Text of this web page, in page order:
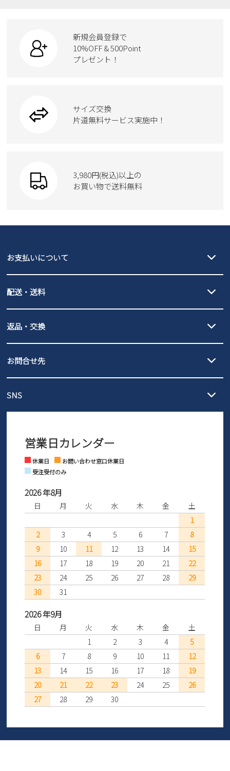
カジュアルシューズ
ワークシューズ
ウェア
moz
ローファー
ブーツ
Parade
GAP
スクール
new balance
瞬足
ボディバッグ
ハンドバッグ
トートバッグ
ケア用品
新規会員登録で
10%OFF & 500Point
プレゼント！
サイズ交換
片道無料サービス実施中！
3,980円(税込)以上の
お買い物で送料無料
お支払いについて
PayPay（オンライン決済）、代金引換のご利用が可能です。
配送・送料
北海道・本州・四国・九州…550円
3,980円（税込）以上お買い上げで送料無料
発送日・送料詳細については
ご利用ください。
全国一律…220円（税込）
発送日・送料詳細についてはご利用ガイドを
ご利用ください。
返品・交換
の片道無料サービスを実施中！
ントとしても安心してご利用いただけるよう、サイズ交換の受付期
さい。
お問合せ先
営業時間：11時～17時
※土日祝はお問い合わせ窓口休業日となります。
SNS
Facebook Instagram
営業日カレンダー
休業日
お問い合わせ窓口休業日
受注受付のみ
2026 年8月
日 月 火 水 木 金
土
1
2
3 4 5 6 7
8
9
10 11 12 13 14
15
16
17 18 19 20 21
22
23
24 25 26 27 28
29
30
31
2026 年9月
日 月 火 水 木 金
土
1
2 3 4
5
6
7 8 9 10 11
12
13
14 15 16 17 18
19
20
21 22 23 24 25
26
27
28 29 30